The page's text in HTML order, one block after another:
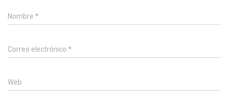
Nombre *
Correo electrónico *
Web